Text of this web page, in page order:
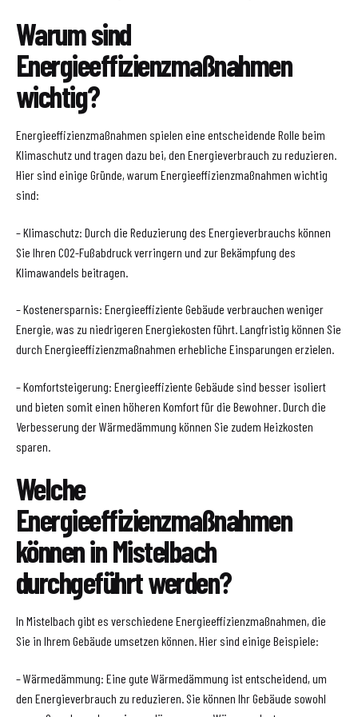
Warum sind
Energieeffizienzmaßnahmen
wichtig?
Energieeffizienzmaßnahmen spielen eine entscheidende Rolle beim
Klimaschutz und tragen dazu bei, den Energieverbrauch zu reduzieren.
Hier sind einige Gründe, warum Energieeffizienzmaßnahmen wichtig
sind:
– Klimaschutz: Durch die Reduzierung des Energieverbrauchs können
Sie Ihren CO2-Fußabdruck verringern und zur Bekämpfung des
Klimawandels beitragen.
– Kostenersparnis: Energieeffiziente Gebäude verbrauchen weniger
Energie, was zu niedrigeren Energiekosten führt. Langfristig können Sie
durch Energieeffizienzmaßnahmen erhebliche Einsparungen erzielen.
– Komfortsteigerung: Energieeffiziente Gebäude sind besser isoliert
und bieten somit einen höheren Komfort für die Bewohner. Durch die
Verbesserung der Wärmedämmung können Sie zudem Heizkosten
sparen.
Welche
Energieeffizienzmaßnahmen
können in Mistelbach
durchgeführt werden?
In Mistelbach gibt es verschiedene Energieeffizienzmaßnahmen, die
Sie in Ihrem Gebäude umsetzen können. Hier sind einige Beispiele:
– Wärmedämmung: Eine gute Wärmedämmung ist entscheidend, um
den Energieverbrauch zu reduzieren. Sie können Ihr Gebäude sowohl